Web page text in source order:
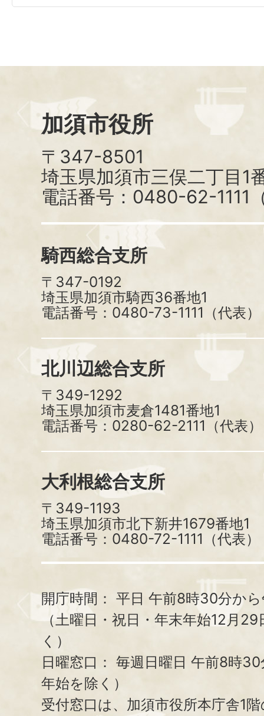
加須市役所
〒347-8501
埼玉県加須市三俣二丁目1
電話番号：0480-62-1111
騎西総合支所
〒347-0192
埼玉県加須市騎西36番地1
電話番号：0480-73-1111（代表）
北川辺総合支所
〒349-1292
埼玉県加須市麦倉1481番地1
電話番号：0280-62-2111（代表）
大利根総合支所
〒349-1193
埼玉県加須市北下新井1679番地1
電話番号：0480-72-1111（代表）
開庁時間： 平日 午前8時30分か
（土曜日・祝日・年末年始12月
く）
日曜窓口： 毎週日曜日 午前8時
年始を除く）
受付窓口は、加須市役所本庁舎1